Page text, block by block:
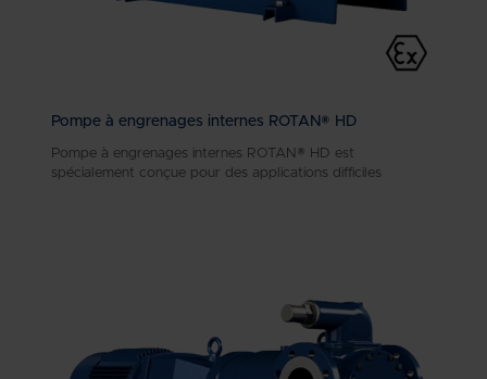
Pompe à engrenages internes ROTAN® HD
Pompe à engrenages internes ROTAN® HD est
spécialement conçue pour des applications difficiles